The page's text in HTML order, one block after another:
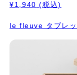
¥1,940 (税込)
le fleuve タブレ